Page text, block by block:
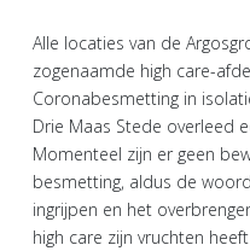
Alle locaties van de
zogenaamde high care-
Coronabesmetting in
Drie Maas Stede overleed
Momenteel zijn er geen
besmetting, aldus de
ingrijpen en het
high care zijn vruchten